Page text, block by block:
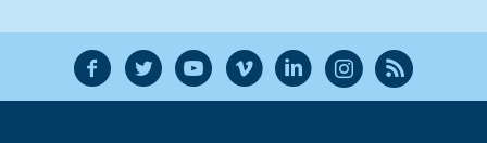
F T Y V L Ñ R